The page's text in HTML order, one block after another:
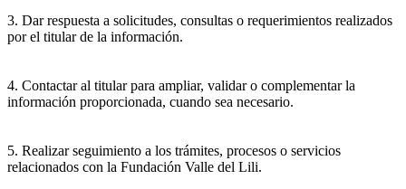
3. Dar respuesta a solicitudes, consultas o requerimientos realizados
por el titular de la información.
4. Contactar al titular para ampliar, validar o complementar la
información proporcionada, cuando sea necesario.
5. Realizar seguimiento a los trámites, procesos o servicios
relacionados con la Fundación Valle del Lili.